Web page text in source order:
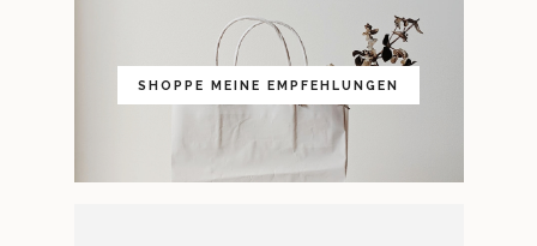
SHOPPE MEINE EMPFEHLUNGEN